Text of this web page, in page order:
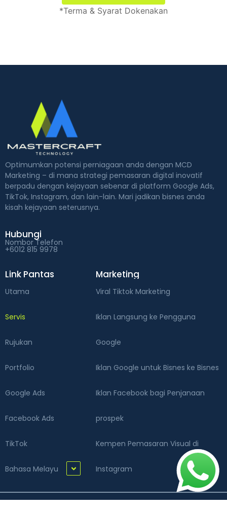
*Terma & Syarat Dokenakan
Optimumkan potensi perniagaan anda dengan MCD
Marketing – di mana strategi pemasaran digital inovatif
berpadu dengan kejayaan sebenar di platform Google Ads,
TikTok, Instagram, dan lain-lain. Mari jadikan bisnes anda
kisah kejayaan seterusnya.
Hubungi
Nombor Telefon
+6012 815 9978
Link Pantas
Utama
Servis
Rujukan
Portfolio
Google Ads
Facebook Ads
TikTok
Bahasa Melayu
Marketing
Viral Tiktok Marketing
Iklan Langsung ke Pengguna
Google
Iklan Google untuk Bisnes ke Bisnes
Iklan Facebook bagi Penjanaan
prospek
Kempen Pemasaran Visual di
Instagram